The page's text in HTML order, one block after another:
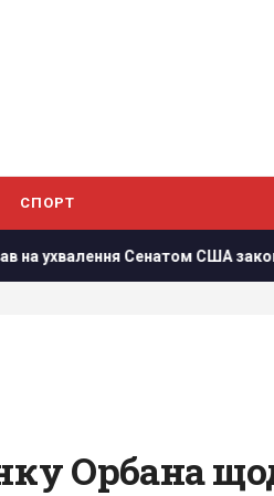
СПОРТ
Сенатом США
Орбана